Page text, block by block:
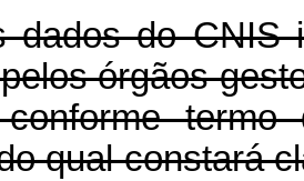
do CNIS
órgãos
conforme
qual constará